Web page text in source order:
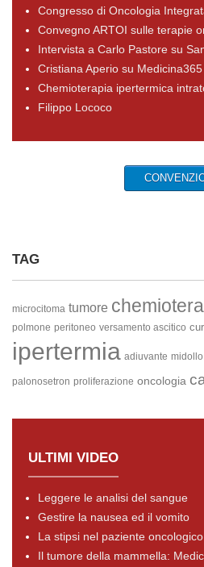
Congresso di Oncologia
Convegno ARTOI sulle terapie
Intervista a Carlo Pastore su
Cristiana Aperio su Medicina365
Chemioterapia ipertermica
Filippo Lococo
TAG
microcitoma tumore
polmone peritoneo versamento ascitico
ipertermia adiuvante midollo
palonosetron proliferazione oncologia
ULTIMI VIDEO
Leggere le analisi del sangue
Gestire la nausea ed il vomito
La stipsi nel paziente oncologico
Il tumore della mammella: